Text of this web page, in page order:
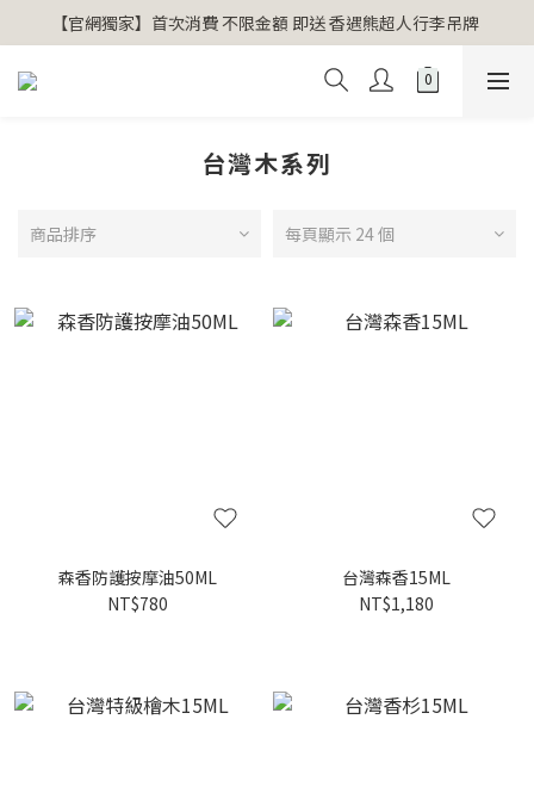
【官網獨家】首次消費 不限金額 即送 香遇熊超人行李吊牌
【官網獨家】首次消費 不限金額 即送 香遇熊超人行李吊牌
安心專用淨化包10入X3 原價960元 特價680元
【官網獨家】首次消費 不限金額 即送 香遇熊超人行李吊牌
台灣木系列
商品排序 每頁顯示 24 個
森香防護按摩油50ML
NT$780
台灣森香15ML
NT$1,180